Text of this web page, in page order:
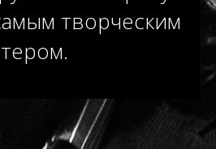
творческим